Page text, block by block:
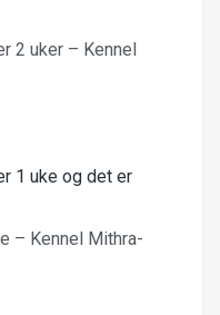
2 uker – Kennel
1 uke og det er
– Kennel Mithra-